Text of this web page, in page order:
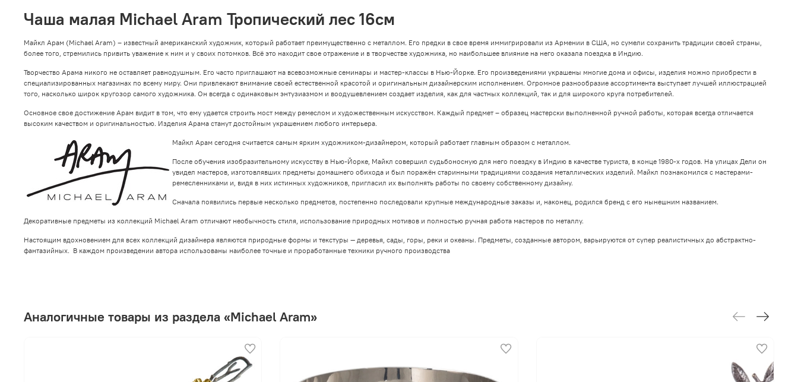
Чаша малая Michael Aram Тропический лес 16см
Майкл Арам (Michael Aram) – известный американский художник, который работает преимущественно с металлом. Его предки в свое время иммигрировали из Армении в США, но сумели сохранить традиции своей страны,
более того, стремились привить уважение к ним и у своих потомков. Всё это находит свое отражение и в творчестве художника, но наибольшее влияние на него оказала поездка в Индию.
Творчество Арама никого не оставляет равнодушным. Его часто приглашают на всевозможные семинары и мастер-классы в Нью-Йорке. Его произведениями украшены многие дома и офисы, изделия можно приобрести в
специализированных магазинах по всему миру. Они привлекают внимание своей естественной красотой и оригинальным дизайнерским исполнением. Огромное разнообразие ассортимента выступает лучшей иллюстрацией
того, насколько широк кругозор самого художника. Он всегда с одинаковым энтузиазмом и воодушевлением создает изделия, как для частных коллекций, так и для широкого круга потребителей.
Основное свое достижение Арам видит в том, что ему удается строить мост между ремеслом и художественным искусством. Каждый предмет – образец мастерски выполненной ручной работы, которая всегда отличается
высоким качеством и оригинальностью. Изделия Арама станут достойным украшением любого интерьера.
Майкл Арам сегодня считается самым ярким художником-дизайнером, который работает главным образом с металлом.
После обучения изобразительному искусству в Нью-Йорке, Майкл совершил судьбоносную для него поездку в Индию в качестве туриста, в конце 1980-х годов. На улицах Дели он
увидел мастеров, изготовлявших предметы домашнего обихода и был поражён старинными традициями создания металлических изделий. Майкл познакомился с мастерами-
ремесленниками и, видя в них истинных художников, пригласил их выполнять работы по своему собственному дизайну.
Сначала появились первые несколько предметов, постепенно последовали крупные международные заказы и, наконец, родился бренд с его нынешним названием.
Декоративные предметы из коллекций Michael Aram отличают необычность стиля, использование природных мотивов и полностью ручная работа мастеров по металлу.
Настоящим вдохновением для всех коллекций дизайнера являются природные формы и текстуры — деревья, сады, горы, реки и океаны. Предметы, созданные автором, варьируются от супер реалистичных до абстрактно-
фантазийных. В каждом произведении автора использованы наиболее точные и проработанные техники ручного производства
Аналогичные товары из раздела «Michael Aram»